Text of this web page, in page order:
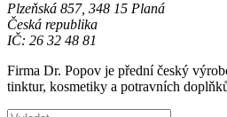
Plzeňská 857, 348 15 Planá
Česká republika
IČ: 26 32 48 81
Firma Dr. Popov je přední český
tinktur, kosmetiky a potravních